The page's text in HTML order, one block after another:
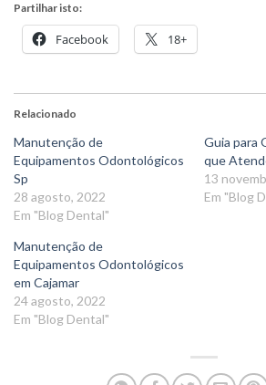
Partilhar isto:
Facebook 18+
Relacionado
Manutenção de
Equipamentos Odontológicos
Sp
28 agosto, 2022
Em "Blog Dental"
Guia para
que
13
Em "Blog
Manutenção de
Equipamentos Odontológicos
em Cajamar
24 agosto, 2022
Em "Blog Dental"